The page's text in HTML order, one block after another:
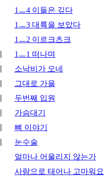
1ㅡ4 이들은 깊다
1ㅡ3 대륙을 보았다
1ㅡ2 이르크츠크
1ㅡ1 떠나며
소낙비가 오네
그대로 가을
두번째 입원
가슴대기
뼈 이야기
눈수술
얼마나 어울리지 않는가
사람으로 태어나 고마워요